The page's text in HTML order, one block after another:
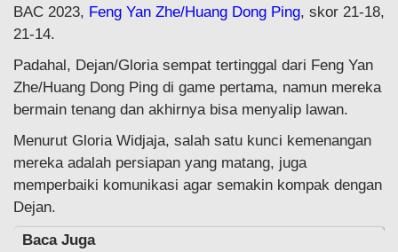
BAC 2023, Feng Yan Zhe/Huang Dong Ping, skor 21-18,
21-14.
Padahal, Dejan/Gloria sempat tertinggal dari Feng Yan
Zhe/Huang Dong Ping di game pertama, namun mereka
bermain tenang dan akhirnya bisa menyalip lawan.
Menurut Gloria Widjaja, salah satu kunci kemenangan
mereka adalah persiapan yang matang, juga
memperbaiki komunikasi agar semakin kompak dengan
Dejan.
Baca Juga